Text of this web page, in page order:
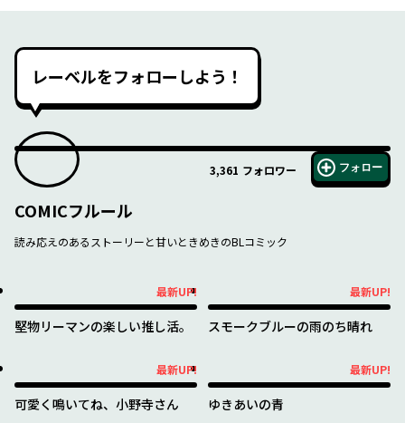
レーベルをフォローしよう！
3,361 フォロワー フォロー
COMICフルール
読み応えのあるストーリーと甘いときめきのBLコミック
最新UP!
堅物リーマンの楽しい推し活。
最新UP!
スモークブルーの雨のち晴れ
最新UP!
可愛く鳴いてね、小野寺さん
最新UP!
ゆきあいの青